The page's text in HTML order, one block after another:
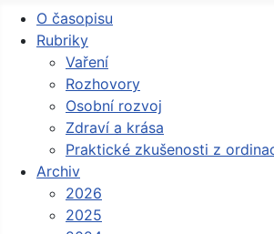
O časopisu
Rubriky
Vaření
Rozhovory
Osobní rozvoj
Zdraví a krása
Praktické zkušenosti z
Archiv
2026
2025